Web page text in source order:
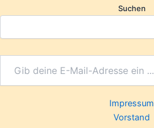
Suchen
Impressum
Vorstand